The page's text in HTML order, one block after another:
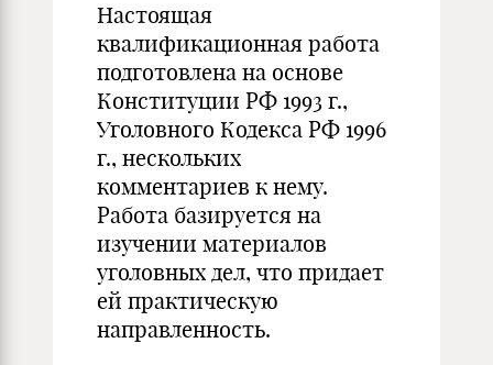
Настоящая
квалификационная работа
подготовлена на основе
Конституции РФ 1993 г.,
Уголовного Кодекса РФ 1996
г., нескольких
комментариев к нему.
Работа базируется на
изучении материалов
уголовных дел, что придает
ей практическую
направленность.